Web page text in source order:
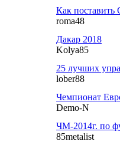
Как
roma48
Дакар 2018
Kolya85
25 лучших
lober88
Чемпионат
Demo-N
ЧМ-2014г. по
85metalist